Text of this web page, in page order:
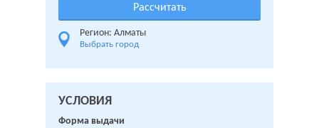
Регион: Алматы
Выбрать город
УСЛОВИЯ
Форма выдачи